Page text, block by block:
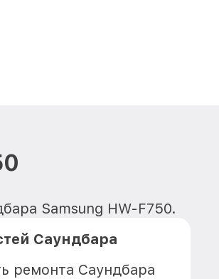
Samsung HW-F750.
Саундбара
ремонта Саундбара